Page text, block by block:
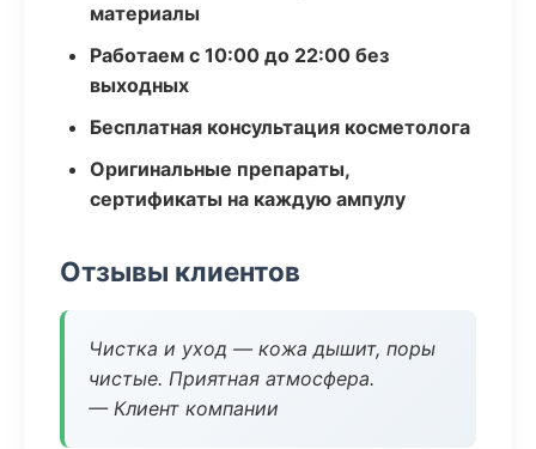
материалы
Работаем с 10:00 до 22:00 без
выходных
Бесплатная консультация косметолога
Оригинальные препараты,
сертификаты на каждую ампулу
Отзывы клиентов
Чистка и уход — кожа дышит, поры
чистые. Приятная атмосфера.
— Клиент компании